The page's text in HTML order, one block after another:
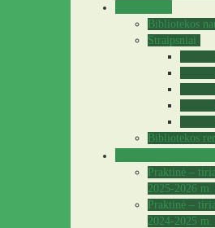
Bibliotekos
Straipsniai
Bibliotekos
Praktinė –
2025-2026 m.
Praktinė –
2024-2025 m.